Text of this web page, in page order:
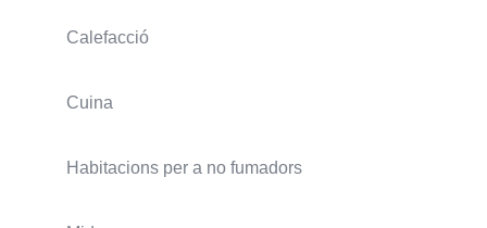
Calefacció
Cuina
Habitacions per a no fumadors